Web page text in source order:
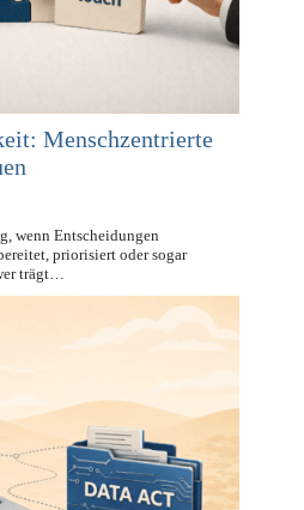
Menschzentrierte
wenn Entscheidungen
priorisiert oder sogar
trägt…